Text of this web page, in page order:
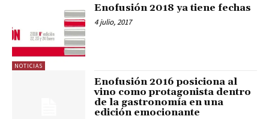
NOTICIAS
Enofusión 2018 ya tiene fechas
4 julio, 2017
Enofusión 2016 posiciona al
vino como protagonista dentro
de la gastronomía en una
edición emocionante